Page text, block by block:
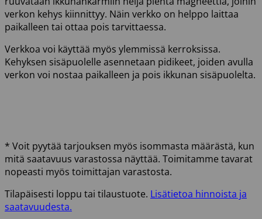
verkon kehys kiinnittyy. Näin verkko on helppo laittaa
paikalleen tai ottaa pois tarvittaessa.
Verkkoa voi käyttää myös ylemmissä kerroksissa.
Kehyksen sisäpuolelle asennetaan pidikeet, joiden avulla
verkon voi nostaa paikalleen ja pois ikkunan sisäpuolelta.
* Voit pyytää tarjouksen myös isommasta määrästä, kun
mitä saatavuus varastossa näyttää. Toimitamme tavarat
nopeasti myös toimittajan varastosta.
Tilapäisesti loppu tai tilaustuote. Lisätietoa hinnoista ja
saatavuudesta.